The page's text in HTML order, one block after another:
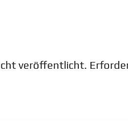
veröffentlicht.